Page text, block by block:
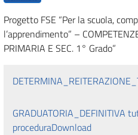
Progetto FSE “Per la scuola,
l’apprendimento” –
PRIMARIA E SEC. 1° Grado”
GRADUATORIA_DEFINITIVA
proceduraDownload